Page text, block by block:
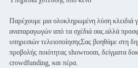
Παρέχουμε μια ολοκληρωμένη λύση κλειδιά
αναπαραγωγών από τα σχέδιά σας.αλλά
υπηρεσιών τελειοποίησηςΣας βοηθάμε στη
προβολής ποιότητας showroom, δείγματα
crowdfunding, και πέρα.